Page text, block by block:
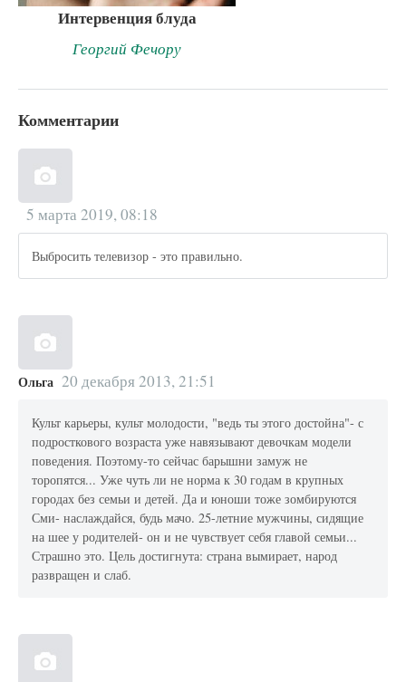
Интервенция блуда
Георгий Фечору
Комментарии
5 марта 2019, 08:18
Выбросить телевизор - это правильно.
Ольга 20 декабря 2013, 21:51
Культ карьеры, культ молодости, "ведь ты этого достойна"- с
подросткового возраста уже навязывают девочкам модели
поведения. Поэтому-то сейчас барышни замуж не
торопятся... Уже чуть ли не норма к 30 годам в крупных
городах без семьи и детей. Да и юноши тоже зомбируются
Сми- наслаждайся, будь мачо. 25-летние мужчины, сидящие
на шее у родителей- он и не чувствует себя главой семьи...
Страшно это. Цель достигнута: страна вымирает, народ
развращен и слаб.